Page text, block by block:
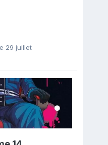
29 juillet